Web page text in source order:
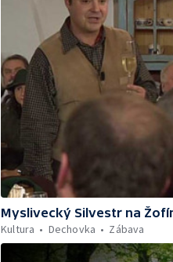
Myslivecký Silvestr na
Kultura
Dechovka Zábava